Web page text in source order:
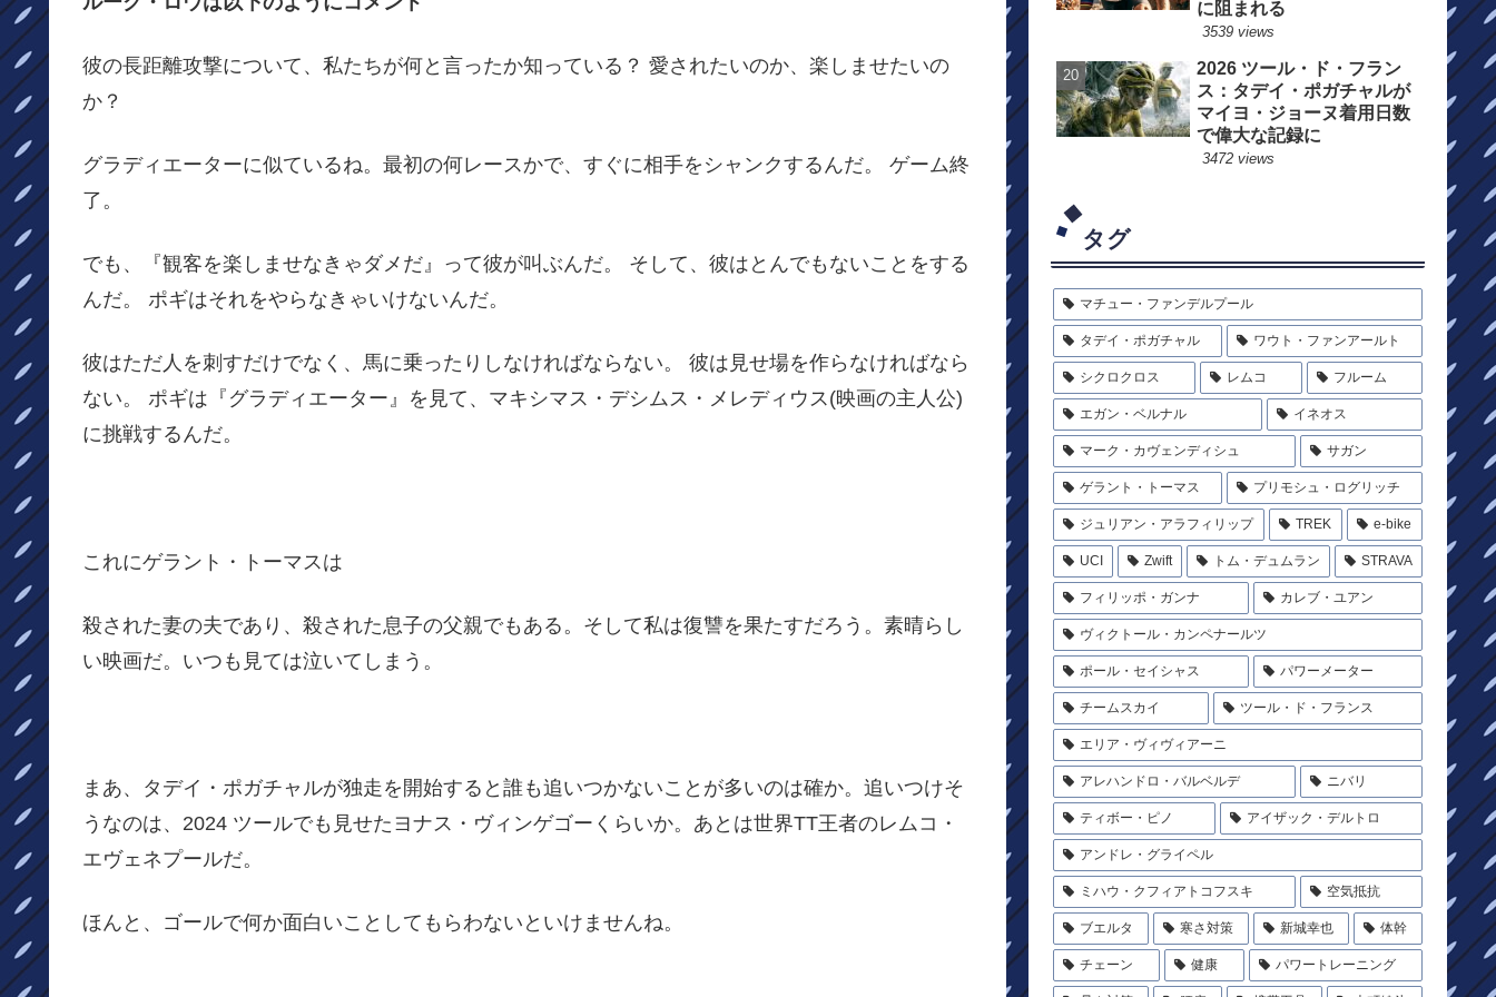
彼の長距離攻撃について、私たちが何と言ったか知っている？ 愛されたいのか、楽しませたいの
か？
グラディエーターに似ているね。最初の何レースかで、すぐに相手をシャンクするんだ。 ゲーム終
了。
でも、『観客を楽しませなきゃダメだ』って彼が叫ぶんだ。 そして、彼はとんでもないことをする
んだ。 ポギはそれをやらなきゃいけないんだ。
彼はただ人を刺すだけでなく、馬に乗ったりしなければならない。 彼は見せ場を作らなければなら
ない。 ポギは『グラディエーター』を見て、マキシマス・デシムス・メレディウス(映画の主人公)
に挑戦するんだ。
これにゲラント・トーマスは
殺された妻の夫であり、殺された息子の父親でもある。そして私は復讐を果たすだろう。素晴らし
い映画だ。いつも見ては泣いてしまう。
まあ、タデイ・ポガチャルが独走を開始すると誰も追いつかないことが多いのは確か。追いつけそ
うなのは、2024 ツールでも見せたヨナス・ヴィンゲゴーくらいか。あとは世界TT王者のレムコ・
エヴェネプールだ。
ほんと、ゴールで何か面白いことしてもらわないといけませんね。
に阻まれる
3539 views
2026 ツール・ド・フラン
ス：タデイ・ポガチャルが
マイヨ・ジョーヌ着用日数
で偉大な記録に
3472 views
タグ
マチュー・ファンデルプール
タデイ・ポガチャル ワウト・ファンアールト
シクロクロス レムコ フルーム
エガン・ベルナル イネオス
マーク・カヴェンディシュ サガン
ゲラント・トーマス プリモシュ・ログリッチ
ジュリアン・アラフィリップ TREK e-bike
UCI Zwift トム・デュムラン STRAVA
フィリッポ・ガンナ カレブ・ユアン
ヴィクトール・カンペナールツ
ポール・セイシャス パワーメーター
チームスカイ ツール・ド・フランス
エリア・ヴィヴィアーニ
アレハンドロ・バルベルデ ニバリ
ティボー・ピノ アイザック・デルトロ
アンドレ・グライペル
ミハウ・クフィアトコフスキ 空気抵抗
ブエルタ 寒さ対策 新城幸也 体幹
チェーン 健康 パワートレーニング